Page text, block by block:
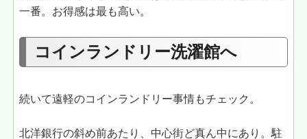
一番。お得感は最も高い。
コインランドリー洗濯館へ
続いて遠軽のコインランドリー事情もチェック。
北洋銀行の斜め前あたり、中心街ど真ん中にあり。駐